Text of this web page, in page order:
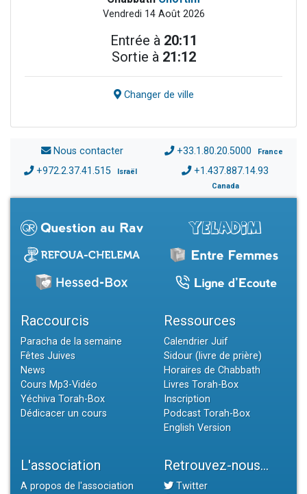
Vendredi 14 Août 2026
Entrée à 20:11
Sortie à 21:12
Changer de ville
Nous contacter +33.1.80.20.5000 France
+972.2.37.41.515 Israël +1.437.887.14.93
Canada
Raccourcis
Paracha de la semaine
Fêtes Juives
News
Cours Mp3-Vidéo
Yéchiva Torah-Box
Dédicacer un cours
Ressources
Calendrier Juif
Sidour (livre de prière)
Horaires de Chabbath
Livres Torah-Box
Inscription
Podcast Torah-Box
English Version
L'association
A propos de l'association
Retrouvez-nous...
Twitter